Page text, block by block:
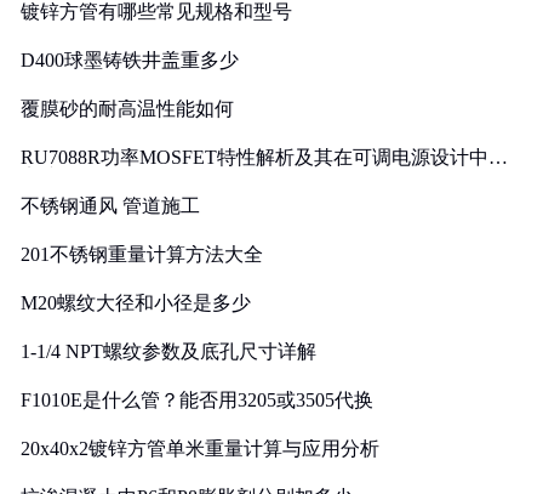
镀锌方管有哪些常见规格和型号
D400球墨铸铁井盖重多少
覆膜砂的耐高温性能如何
RU7088R功率MOSFET特性解析及其在可调电源设计中的
不锈钢通风 管道施工
201不锈钢重量计算方法大全
M20螺纹大径和小径是多少
1-1/4 NPT螺纹参数及底孔尺寸详解
F1010E是什么管？能否用3205或3505代换
20x40x2镀锌方管单米重量计算与应用分析